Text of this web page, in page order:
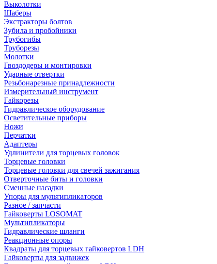
Выколотки
Шаберы
Экстракторы болтов
Зубила и пробойники
Трубогибы
Труборезы
Молотки
Гвоздодеры и монтировки
Ударные отвертки
Резьбонарезные принадлежности
Измерительный инструмент
Гайкорезы
Гидравлическое оборудование
Осветительные приборы
Ножи
Перчатки
Адаптеры
Удлинители для торцевых головок
Торцевые головки
Торцевые головки для свечей зажигания
Отверточные биты и головки
Сменные насадки
Упоры для мультипликаторов
Разное / запчасти
Гайковерты LOSOMAT
Мультипликаторы
Гидравлические шланги
Реакционные опоры
Квадраты для торцевых гайковертов LDH
Гайковерты для задвижек